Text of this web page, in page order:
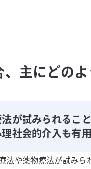
主にどの
が試みられるこ
社会的介入も有用
法や薬物療法が試みら